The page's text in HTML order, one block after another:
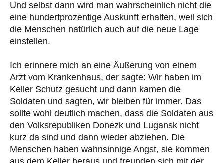
Und selbst dann wird man wahrscheinlich nicht die
eine hundertprozentige Auskunft erhalten, weil sich
die Menschen natürlich auch auf die neue Lage
einstellen.
Ich erinnere mich an eine Äußerung von einem
Arzt vom Krankenhaus, der sagte: Wir haben im
Keller Schutz gesucht und dann kamen die
Soldaten und sagten, wir bleiben für immer. Das
sollte wohl deutlich machen, dass die Soldaten aus
den Volksrepubliken Donezk und Lugansk nicht
kurz da sind und dann wieder abziehen. Die
Menschen haben wahnsinnige Angst, sie kommen